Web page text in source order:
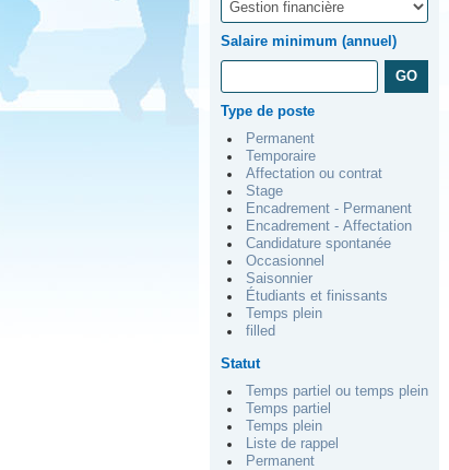
Salaire minimum (annuel)
Type de poste
Permanent
Temporaire
Affectation ou contrat
Stage
Encadrement - Permanent
Encadrement - Affectation
Candidature spontanée
Occasionnel
Saisonnier
Étudiants et finissants
Temps plein
filled
Statut
Temps partiel ou temps plein
Temps partiel
Temps plein
Liste de rappel
Permanent